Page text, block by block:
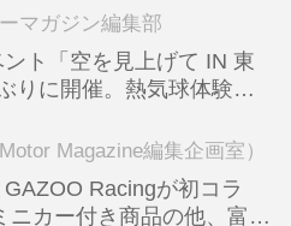
マガジン編集部
ト「空を見上げて IN 東
りに開催。熱気球体験搭
Magazine編集企画室）
Racingが初コラ
ニカー付き商品の他、富士